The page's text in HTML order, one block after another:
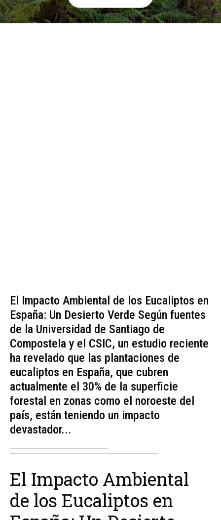
El Impacto Ambiental de los Eucaliptos en
España: Un Desierto Verde Según fuentes
de la Universidad de Santiago de
Compostela y el CSIC, un estudio reciente
ha revelado que las plantaciones de
eucaliptos en España, que cubren
actualmente el 30% de la superficie
forestal en zonas como el noroeste del
país, están teniendo un impacto
devastador...
El Impacto Ambiental
de los Eucaliptos en